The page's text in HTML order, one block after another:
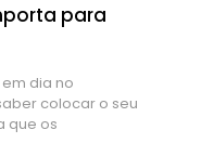
para
dia no
colocar o seu
que os